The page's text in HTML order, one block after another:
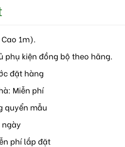
1m).
phụ kiện đồng bộ theo hãng.
đặt hàng
Miễn phí
quyển mẫu
ngày
phí lắp đặt